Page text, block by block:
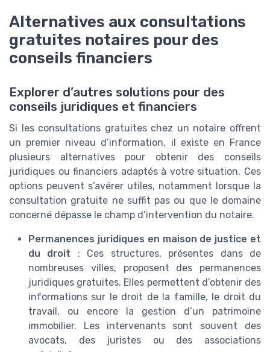
Alternatives aux consultations
gratuites notaires pour des
conseils financiers
Explorer d’autres solutions pour des
conseils juridiques et financiers
Si les consultations gratuites chez un notaire offrent
un premier niveau d’information, il existe en France
plusieurs alternatives pour obtenir des conseils
juridiques ou financiers adaptés à votre situation. Ces
options peuvent s’avérer utiles, notamment lorsque la
consultation gratuite ne suffit pas ou que le domaine
concerné dépasse le champ d’intervention du notaire.
Permanences juridiques en maison de justice et
du droit : Ces structures, présentes dans de
nombreuses villes, proposent des permanences
juridiques gratuites. Elles permettent d’obtenir des
informations sur le droit de la famille, le droit du
travail, ou encore la gestion d’un patrimoine
immobilier. Les intervenants sont souvent des
avocats, des juristes ou des associations